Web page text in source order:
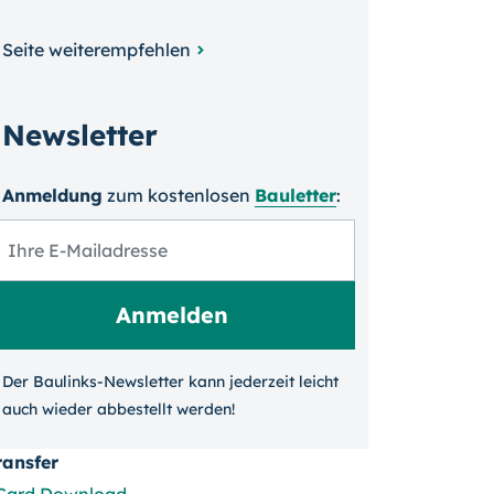
Seite weiterempfehlen
Newsletter
Anmeldung zum kosten­losen Bauletter:
Der Baulinks-Newsletter kann jeder­zeit leicht
auch wieder ab­bestellt werden!